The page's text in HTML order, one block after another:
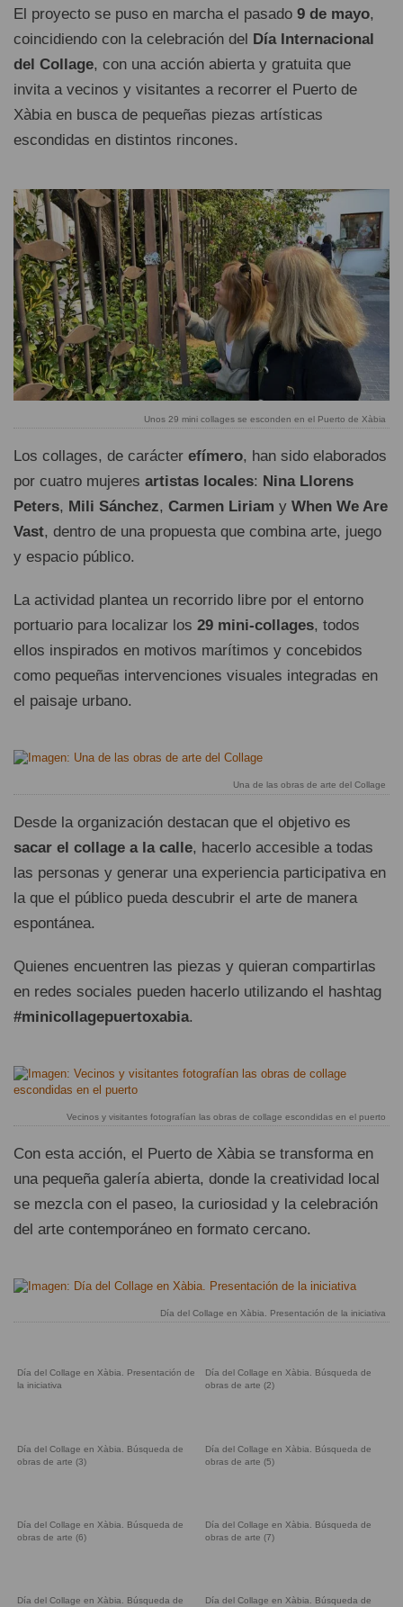
El proyecto se puso en marcha el pasado 9 de mayo,
coincidiendo con la celebración del Día Internacional
del Collage, con una acción abierta y gratuita que
invita a vecinos y visitantes a recorrer el Puerto de
Xàbia en busca de pequeñas piezas artísticas
escondidas en distintos rincones.
Unos 29 mini collages se esconden en el Puerto de Xàbia
Los collages, de carácter efímero, han sido elaborados
por cuatro mujeres artistas locales: Nina Llorens
Peters, Mili Sánchez, Carmen Liriam y When We Are
Vast, dentro de una propuesta que combina arte, juego
y espacio público.
La actividad plantea un recorrido libre por el entorno
portuario para localizar los 29 mini-collages, todos
ellos inspirados en motivos marítimos y concebidos
como pequeñas intervenciones visuales integradas en
el paisaje urbano.
Una de las obras de arte del Collage
Desde la organización destacan que el objetivo es
sacar el collage a la calle, hacerlo accesible a todas
las personas y generar una experiencia participativa en
la que el público pueda descubrir el arte de manera
espontánea.
Quienes encuentren las piezas y quieran compartirlas
en redes sociales pueden hacerlo utilizando el hashtag
#minicollagepuertoxabia.
Vecinos y visitantes fotografían las obras de collage escondidas en el puerto
Con esta acción, el Puerto de Xàbia se transforma en
una pequeña galería abierta, donde la creatividad local
se mezcla con el paseo, la curiosidad y la celebración
del arte contemporáneo en formato cercano.
Día del Collage en Xàbia. Presentación de la iniciativa
Día del Collage en Xàbia. Presentación de
la iniciativa
Día del Collage en Xàbia. Búsqueda de
obras de arte (2)
Día del Collage en Xàbia. Búsqueda de
obras de arte (3)
Día del Collage en Xàbia. Búsqueda de
obras de arte (5)
Día del Collage en Xàbia. Búsqueda de
obras de arte (6)
Día del Collage en Xàbia. Búsqueda de
obras de arte (7)
Día del Collage en Xàbia. Búsqueda de Día del Collage en Xàbia. Búsqueda de